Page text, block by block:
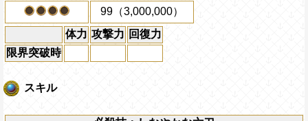
99（3,000,000）
体力 攻撃力 回復力
限界突破時
スキル